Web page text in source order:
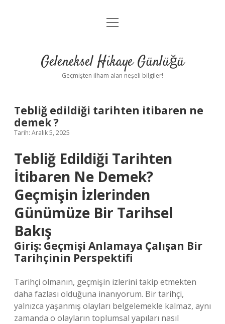
Anasayfa
Yasal Uyarı
menüyü
Geleneksel Hikaye Günlüğü
Geçmişten ilham alan neşeli bilgiler!
Tebliğ edildiği tarihten itibaren ne
demek ?
Tarih: Aralık 5, 2025
Tebliğ Edildiği Tarihten
İtibaren Ne Demek?
Geçmişin İzlerinden
Günümüze Bir Tarihsel
Bakış
Giriş: Geçmişi Anlamaya Çalışan Bir
Tarihçinin Perspektifi
Tarihçi olmanın, geçmişin izlerini takip etmekten
daha fazlası olduğuna inanıyorum. Bir tarihçi,
yalnızca yaşanmış olayları belgelemekle kalmaz, aynı
zamanda o olayların toplumsal yapıları nasıl